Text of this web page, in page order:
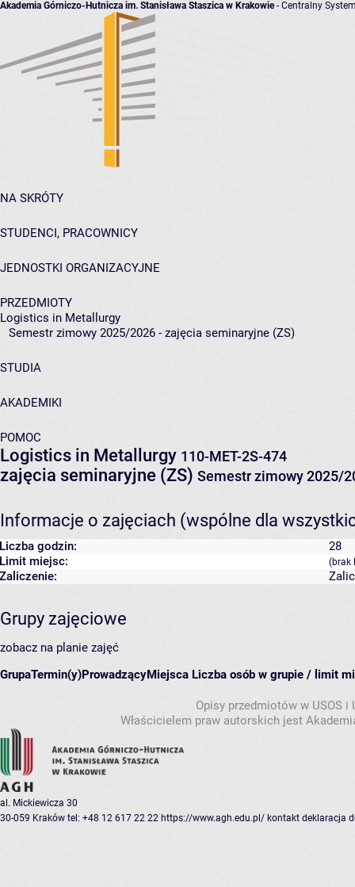
Akademia Górniczo-Hutnicza im. Stanisława Staszica w Krakowie- Centralny
NA SKRÓTY
STUDENCI, PRACOWNICY
JEDNOSTKI ORGANIZACYJNE
PRZEDMIOTY
Logistics in Metallurgy
Semestr zimowy 2025/2026 - zajęcia seminaryjne (ZS)
STUDIA
AKADEMIKI
POMOC
Logistics in Metallurgy 110-MET-2S-474
zajęcia seminaryjne (ZS) Semestr zimowy 2025/
Informacje o zajęciach (wspólne dla
Liczba godzin:
28
Limit miejsc:
(brak
Zaliczenie:
Grupy zajęciowe
zobacz na planie zajęć
GrupaTermin(y)ProwadzącyMiejsca Liczba osób w grupie / limit
Opisy przedmiotów w USOS
Właścicielem praw autorskich jest
al. Mickiewicza 30
30-059 Kraków tel: +48 12 617 22 22 https://www.agh.edu.pl/ kontakt deklaracja